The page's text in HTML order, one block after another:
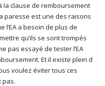
clause de remboursement
paresse est une des raisons
l’EA a besoin de plus de
qu’ils se sont trompés
pas essayé de tester l’EA
Et il existe plein d
voulez éviter tous ces
pas.